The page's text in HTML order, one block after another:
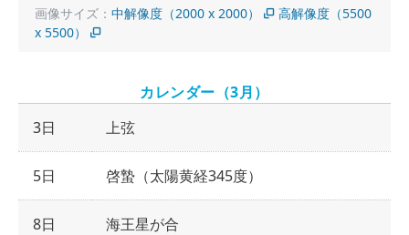
画像サイズ： 中解像度（2000 x 2000）
高解像度（5500
x 5500）
カレンダー（3月）
3日
上弦
5日 啓蟄（太陽黄経345度）
8日 海王星が合